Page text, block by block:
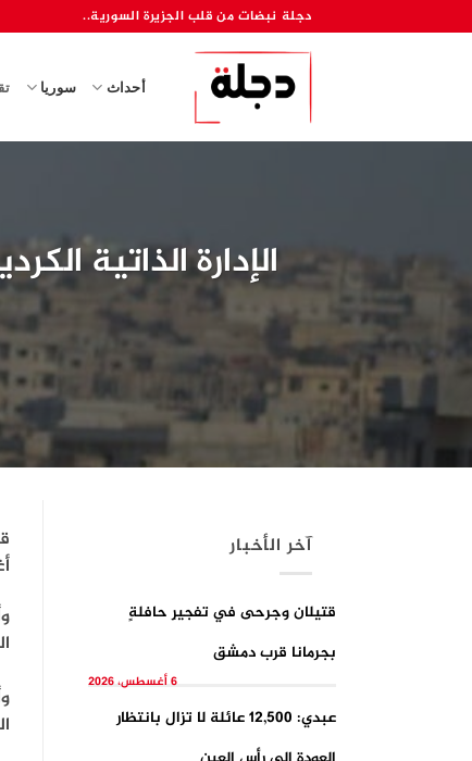
للمحتوى
دجلة نبضات من قلب الجزيرة السورية..
أحداث سوريا
الإدارة الذاتية
آخر الأخبار
قتيلان وجرحى في تفجيرِ حافلةٍ
بجرمانا قرب دمشق
6 أغسطس، 2026
عبدي: 12,500 عائلة لا تزال بانتظار